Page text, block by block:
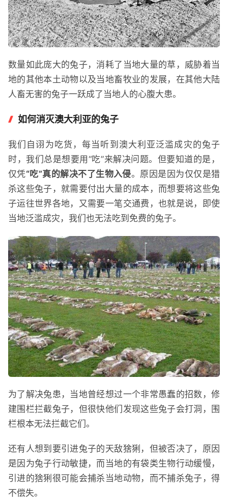
数量如此庞大的兔子，消耗了当地大量的草，威胁着当
地的其他本土动物以及当地畜牧业的发展，在其他大陆
人畜无害的兔子一跃成了当地人的心腹大患。
如何消灭澳大利亚的兔子
我们自诩为吃货，每当听到澳大利亚泛滥成灾的兔子
时，我们总是想要用“吃”来解决问题。但要知道的是，
仅凭“吃”真的解决不了生物入侵。原因是因为仅仅是猎
杀这些兔子，就需要付出大量的成本，而想要将这些兔
子运往世界各地，又需要一笔交通费，也就是说，即使
当地泛滥成灾，我们也无法吃到免费的兔子。
为了解决兔患，当地曾经想过一个非常愚蠢的招数，修
建围栏拦截兔子，但很快他们发现这些兔子会打洞，围
栏根本无法拦截它们。
还有人想到要引进兔子的天敌猞猁，但被否决了，原因
是因为兔子行动敏捷，而当地的有袋类生物行动缓慢，
引进的猞猁很可能会捕杀当地动物，而不捕杀兔子，得
不偿失。